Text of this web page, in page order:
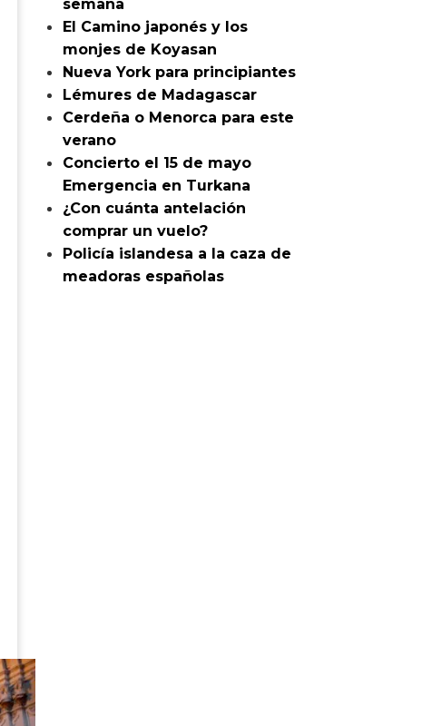
semana
El Camino japonés y los
monjes de Koyasan
Nueva York para principiantes
Lémures de Madagascar
Cerdeña o Menorca para este
verano
Concierto el 15 de mayo
Emergencia en Turkana
¿Con cuánta antelación
comprar un vuelo?
Policía islandesa a la caza de
meadoras españolas